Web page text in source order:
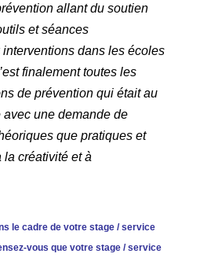
allant du soutien
et séances
dans les écoles
finalement toutes les
de prévention qui était au
une demande de
que pratiques et
créativité et à
le cadre de votre stage / service
vous que votre stage / service